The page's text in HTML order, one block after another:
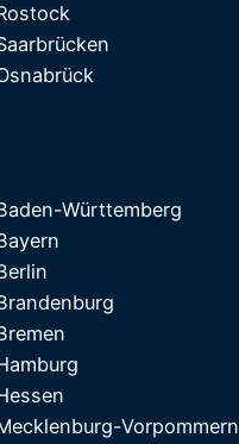
Württemberg
Vorpommern